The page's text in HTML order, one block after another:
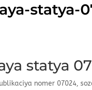
statya-
statya
nomer 07024,